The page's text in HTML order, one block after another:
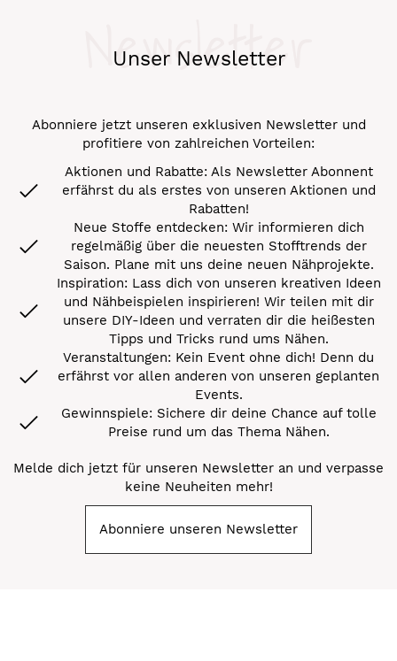
Unser Newsletter
Newsletter
Abonniere jetzt unseren exklusiven Newsletter und
profitiere von zahlreichen Vorteilen:
Aktionen und Rabatte: Als Newsletter Abonnent
erfährst du als erstes von unseren Aktionen und
Rabatten!
Neue Stoffe entdecken: Wir informieren dich
regelmäßig über die neuesten Stofftrends der
Saison. Plane mit uns deine neuen Nähprojekte.
Inspiration: Lass dich von unseren kreativen Ideen
und Nähbeispielen inspirieren! Wir teilen mit dir
unsere DIY-Ideen und verraten dir die heißesten
Tipps und Tricks rund ums Nähen.
Veranstaltungen: Kein Event ohne dich! Denn du
erfährst vor allen anderen von unseren geplanten
Events.
Gewinnspiele: Sichere dir deine Chance auf tolle
Preise rund um das Thema Nähen.
Melde dich jetzt für unseren Newsletter an und verpasse
keine Neuheiten mehr!
Abonniere unseren Newsletter